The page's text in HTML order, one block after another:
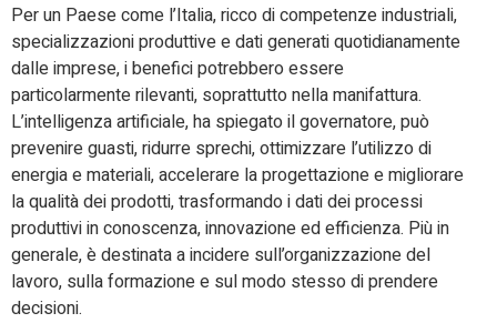
Per un Paese come l’Italia, ricco di competenze industriali,
specializzazioni produttive e dati generati quotidianamente
dalle imprese, i benefici potrebbero essere
particolarmente rilevanti, soprattutto nella manifattura.
L’intelligenza artificiale, ha spiegato il governatore, può
prevenire guasti, ridurre sprechi, ottimizzare l’utilizzo di
energia e materiali, accelerare la progettazione e migliorare
la qualità dei prodotti, trasformando i dati dei processi
produttivi in conoscenza, innovazione ed efficienza. Più in
generale, è destinata a incidere sull’organizzazione del
lavoro, sulla formazione e sul modo stesso di prendere
decisioni.